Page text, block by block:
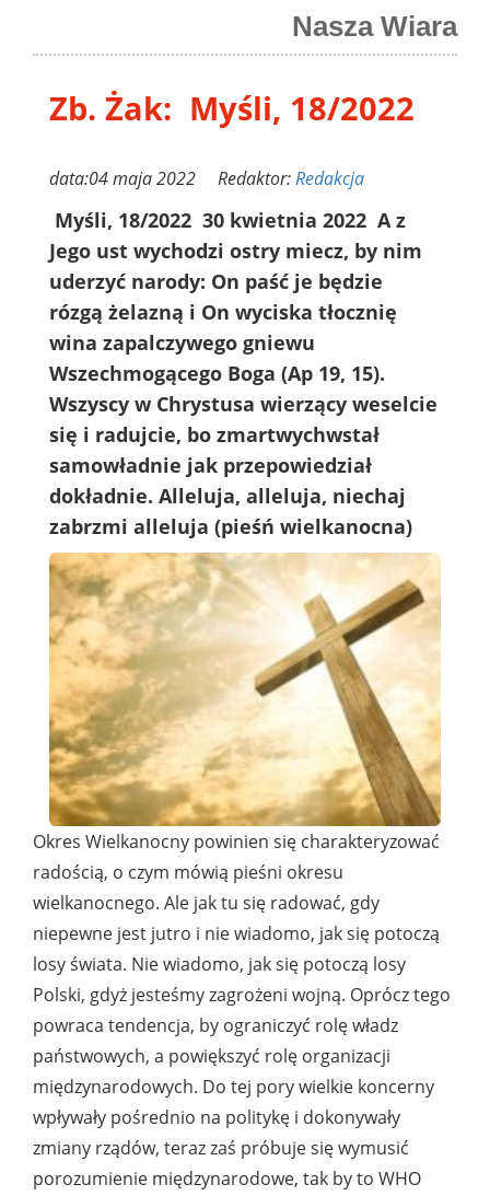
Nasza Wiara
Zb. Żak: Myśli, 18/2022
data:04 maja 2022 Redaktor:Redakcja
Myśli, 18/2022 30 kwietnia 2022 A z
Jego ust wychodzi ostry miecz, by nim
uderzyć narody: On paść je będzie
rózgą żelazną i On wyciska tłocznię
wina zapalczywego gniewu
Wszechmogącego Boga (Ap 19, 15).
Wszyscy w Chrystusa wierzący weselcie
się i radujcie, bo zmartwychwstał
samowładnie jak przepowiedział
dokładnie. Alleluja, alleluja, niechaj
zabrzmi alleluja (pieśń wielkanocna)
Okres Wielkanocny powinien się charakteryzować
radością, o czym mówią pieśni okresu
wielkanocnego. Ale jak tu się radować, gdy
niepewne jest jutro i nie wiadomo, jak się potoczą
losy świata. Nie wiadomo, jak się potoczą losy
Polski, gdyż jesteśmy zagrożeni wojną. Oprócz tego
powraca tendencja, by ograniczyć rolę władz
państwowych, a powiększyć rolę organizacji
międzynarodowych. Do tej pory wielkie koncerny
wpływały pośrednio na politykę i dokonywały
zmiany rządów, teraz zaś próbuje się wymusić
porozumienie międzynarodowe, tak by to WHO